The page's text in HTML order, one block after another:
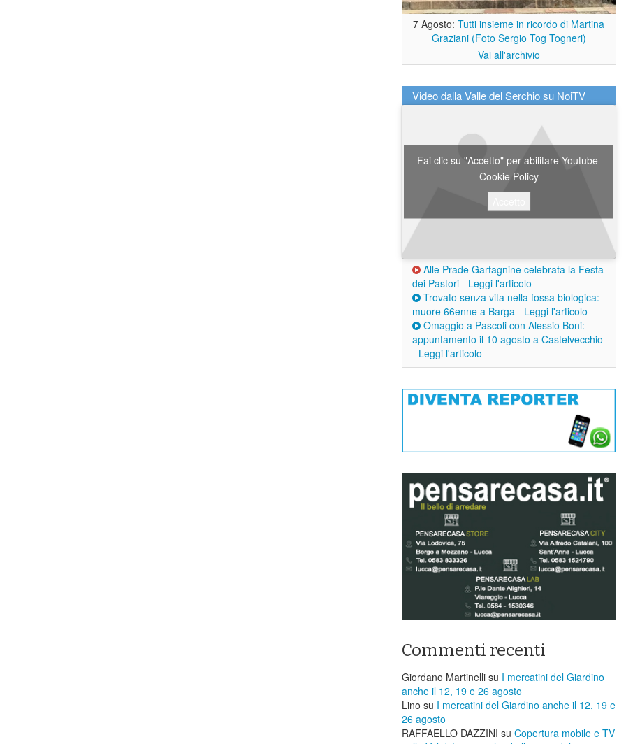
7 Agosto: Tutti insieme in ricordo di Martina
Graziani (Foto Sergio Tog Togneri)
Vai all'archivio
Video dalla Valle del Serchio su NoiTV
Fai clic su "Accetto" per abilitare Youtube
Cookie Policy
Alle Prade Garfagnine celebrata la Festa
dei Pastori - Leggi l'articolo
Trovato senza vita nella fossa biologica:
muore 66enne a Barga - Leggi l'articolo
Omaggio a Pascoli con Alessio Boni:
appuntamento il 10 agosto a Castelvecchio
- Leggi l'articolo
Commenti recenti
Giordano Martinelli su I mercatini del Giardino
anche il 12, 19 e 26 agosto
Lino su I mercatini del Giardino anche il 12, 19 e
26 agosto
RAFFAELLO DAZZINI su ​Copertura mobile e TV